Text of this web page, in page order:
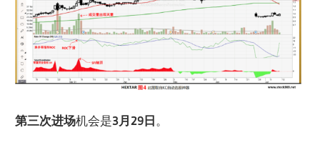
第三次进场机会是3月29日。